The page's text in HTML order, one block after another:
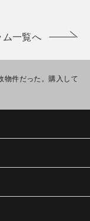
ム一覧へ
物件だった。購入して